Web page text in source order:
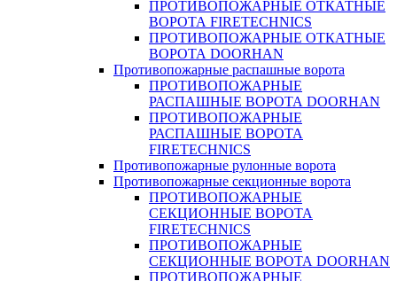
ПРОТИВОПОЖАРНЫЕ ОТКАТНЫЕ
ВОРОТА FIRETECHNICS
ПРОТИВОПОЖАРНЫЕ ОТКАТНЫЕ
ВОРОТА DOORHAN
Противопожарные распашные ворота
ПРОТИВОПОЖАРНЫЕ
РАСПАШНЫЕ ВОРОТА DOORHAN
ПРОТИВОПОЖАРНЫЕ
РАСПАШНЫЕ ВОРОТА
FIRETECHNICS
Противопожарные рулонные ворота
Противопожарные секционные ворота
ПРОТИВОПОЖАРНЫЕ
СЕКЦИОННЫЕ ВОРОТА
FIRETECHNICS
ПРОТИВОПОЖАРНЫЕ
СЕКЦИОННЫЕ ВОРОТА DOORHAN
ПРОТИВОПОЖАРНЫЕ